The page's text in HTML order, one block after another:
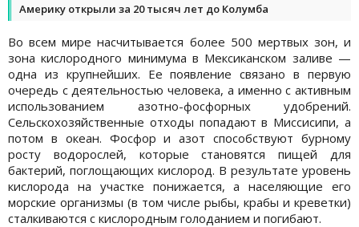
Америку открыли за 20 тысяч лет до Колумба
Во всем мире насчитывается более 500 мертвых зон, и
зона кислородного минимума в Мексиканском заливе —
одна из крупнейших. Ее появление связано в первую
очередь с деятельностью человека, а именно с активным
использованием азотно-фосфорных удобрений.
Сельскохозяйственные отходы попадают в Миссисипи, а
потом в океан. Фосфор и азот способствуют бурному
росту водорослей, которые становятся пищей для
бактерий, поглощающих кислород. В результате уровень
кислорода на участке понижается, а населяющие его
морские организмы (в том числе рыбы, крабы и креветки)
сталкиваются с кислородным голоданием и погибают.